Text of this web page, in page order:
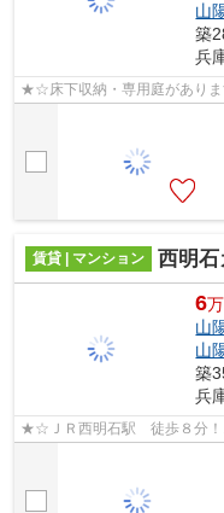
山
築
兵
★☆床下収納・専用庭があり
賃貸 | マンション 西明石
6
山
山
築
兵
★☆ＪＲ西明石駅 徒歩８分！